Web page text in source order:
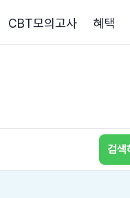
CBT모의고사 혜택
검색